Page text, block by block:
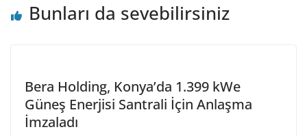
Bunları da sevebilirsiniz
Bera Holding, Konya’da 1.399 kWe
Güneş Enerjisi Santrali İçin Anlaşma
İmzaladı